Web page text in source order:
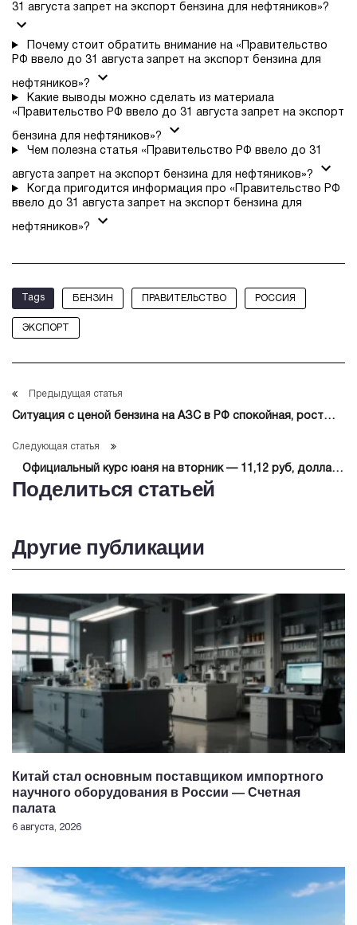
31 августа запрет на экспорт бензина для нефтяников»?
Почему стоит обратить внимание на «Правительство
РФ ввело до 31 августа запрет на экспорт бензина для
нефтяников»?
Какие выводы можно сделать из материала
«Правительство РФ ввело до 31 августа запрет на экспорт
бензина для нефтяников»?
Чем полезна статья «Правительство РФ ввело до 31
августа запрет на экспорт бензина для нефтяников»?
Когда пригодится информация про «Правительство РФ
ввело до 31 августа запрет на экспорт бензина для
нефтяников»?
Tags БЕНЗИН ПРАВИТЕЛЬСТВО РОССИЯ
ЭКСПОРТ
Предыдущая статья
Ситуация с ценой бензина на АЗС в РФ спокойная, рост
Следующая статья
Официальный курс юаня на вторник — 11,12 руб, доллара
— 79,58 руб, евро — 93,21 руб
Поделиться статьей
Другие публикации
Китай стал основным поставщиком импортного
научного оборудования в России — Счетная
палата
6 августа, 2026